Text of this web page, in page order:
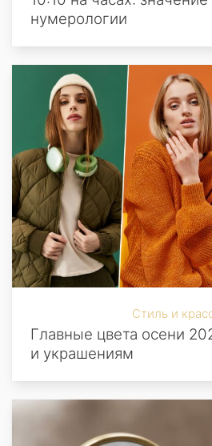
нумерологии
Стиль и
Главные цвета осени
и украшениям